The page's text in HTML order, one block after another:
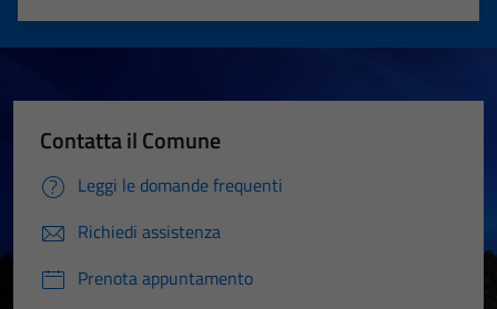
Valuta 5 stelle su 5
Valuta 4 stelle su 5
Valuta 3 stelle su 5
Valuta 2 stelle su 5
Valuta 1 stelle su 5
Contatta il Comune
Leggi le domande frequenti
Richiedi assistenza
Prenota appuntamento